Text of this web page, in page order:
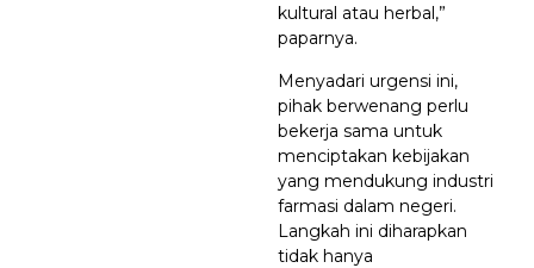
kultural atau herbal,”
paparnya.
Menyadari urgensi ini,
pihak berwenang perlu
bekerja sama untuk
menciptakan kebijakan
yang mendukung industri
farmasi dalam negeri.
Langkah ini diharapkan
tidak hanya